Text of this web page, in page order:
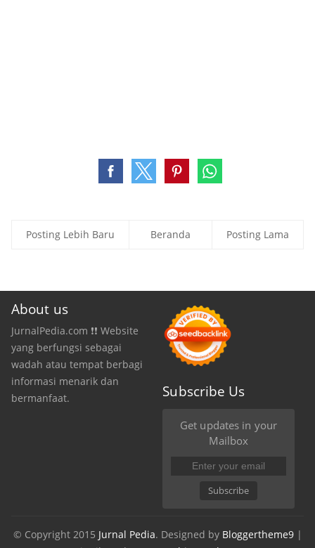
Posting Lebih Baru Posting Lama
Beranda
About us
JurnalPedia.com ❗❗ Website
yang berfungsi sebagai
wadah atau tempat berbagi
informasi menarik dan
bermanfaat.
Subscribe Us
Get updates in your
Mailbox
Subscribe
© Copyright 2015 Jurnal Pedia. Designed by Bloggertheme9|